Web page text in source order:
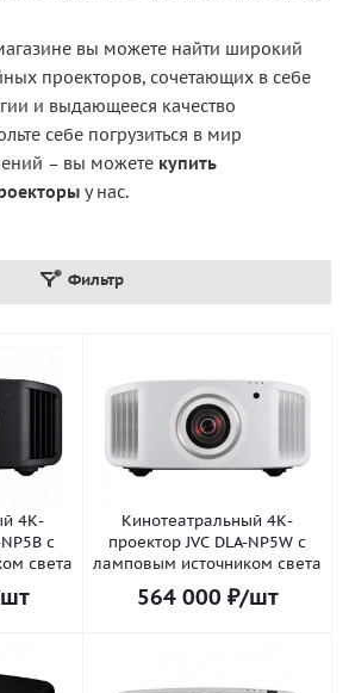
вы можете найти широкий
проекторов, сочетающих в себе
и выдающееся качество
себе погрузиться в мир
– вы можете купить
у нас.
Фильтр
4К-
с
света
Кинотеатральный 4К-
проектор JVC DLA-NP5W с
ламповым источником света
564 000 ₽/шт